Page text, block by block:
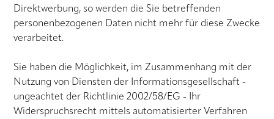
Direktwerbung, so werden die Sie betreffenden
personenbezogenen Daten nicht mehr für diese Zwecke
verarbeitet.
Sie haben die Möglichkeit, im Zusammenhang mit der
Nutzung von Diensten der Informationsgesellschaft -
ungeachtet der Richtlinie 2002/58/EG - Ihr
Widerspruchsrecht mittels automatisierter Verfahren